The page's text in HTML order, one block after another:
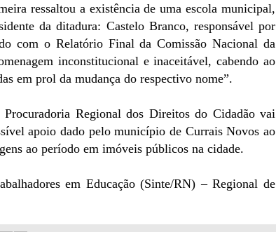
ressaltou a existência de uma escola municipal,
da ditadura: Castelo Branco, responsável por
com o Relatório Final da Comissão Nacional da
inconstitucional e inaceitável, cabendo ao
em prol da mudança do respectivo nome”.
Regional dos Direitos do Cidadão vai
apoio dado pelo município de Currais Novos ao
ao período em imóveis públicos na cidade.
em Educação (Sinte/RN) – Regional de